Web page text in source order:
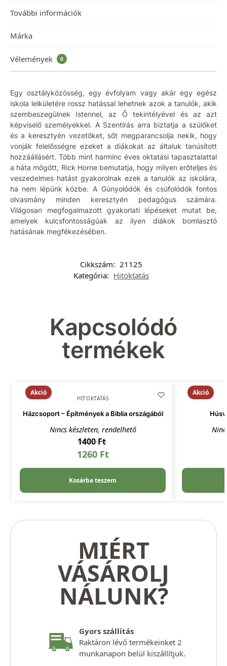
További információk
Márka
Vélemények 0
Egy osztályközösség, egy évfolyam vagy akár egy egész
iskola lelkületére rossz hatással lehetnek azok a tanulók, akik
szembeszegülnek Istennel, az Ő tekintélyével és az azt
képviselő személyekkel. A Szentírás arra biztatja a szülőket
és a keresztyén vezetőket, sőt megparancsolja nekik, hogy
vonják felelősségre ezeket a diákokat az általuk tanúsított
hozzáállásért. Több mint harminc éves oktatási tapasztalattal
a háta mögött, Rick Horne bemutatja, hogy milyen erőteljes és
veszedelmes hatást gyakorolnak ezek a tanulók az iskolára,
ha nem lépünk közbe. A Gúnyolódók és csúfolódók fontos
olvasmány minden keresztyén pedagógus számára.
Világosan megfogalmazott gyakorlati lépéseket mutat be,
amelyek kulcsfontosságúak az ilyen diákok bomlasztó
hatásának megfékezésében.
Cikkszám: 21125
Kategória: Hitoktatás
Kapcsolódó
termékek
Akció
HITOKTATÁS
Házcsoport – Építmények a Biblia országából
Nincs készleten, rendelhető
1400Ft
1260 Ft
Kosárba teszem
Akció
MIÉRT
VÁSÁROLJ
NÁLUNK?
Gyors szállítás
Raktáron lévő termékeinket 2
munkanapon belül kiszállítjuk.